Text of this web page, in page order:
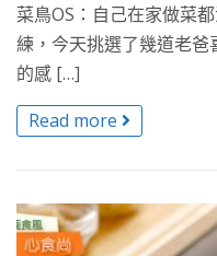
菜鳥OS：自己在家做菜
練，今天挑選了幾道老
的感 […]
Read more